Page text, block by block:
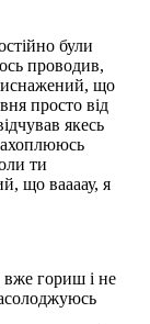
були
проводив,
виснажений, що
просто від
якесь
ти
що ваааау, я
вже гориш і не